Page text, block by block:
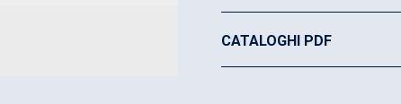
Indicatore digitale a
Indicatore di pressione
CATALOGHI PDF